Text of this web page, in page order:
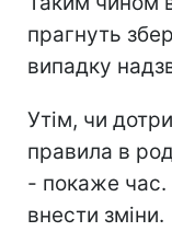
прагнуть
випадку
Утім, чи
правила в
- покаже
внести зміни.